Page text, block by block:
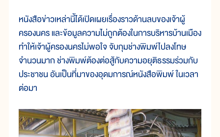
หนังสือข่าวเหล่านี้ได้เปิดเผยเรื่องราวด้านลบของเจ้าผู้
ครองนคร และข้อมูลความไม่ถูกต้องในการบริหารบ้านเมือง
ทำให้เจ้าผู้ครองนครไม่พอใจ จับกุมช่างพิมพ์ไปลงโทษ
จำนวนมาก ช่างพิมพ์ต้องต่อสู้กับความอยุติธรรมร่วมกับ
ประชาชน อันเป็นที่มาของอุดมการณ์หนังสือพิมพ์ ในเวลา
ต่อมา